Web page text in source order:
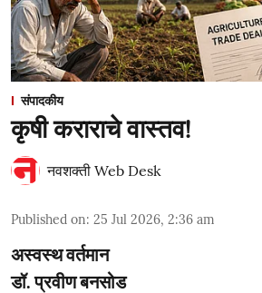
संपादकीय
कृषी कराराचे वास्तव!
नवशक्ती Web Desk
Published on: 25 Jul 2026, 2:36 am
अस्वस्थ वर्तमान
डॉ. प्रवीण बनसोड